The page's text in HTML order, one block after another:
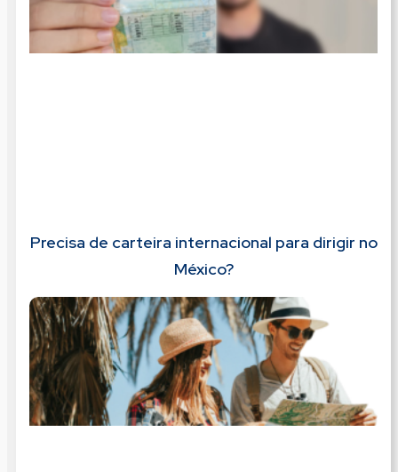
Precisa de carteira internacional para dirigir no
México?